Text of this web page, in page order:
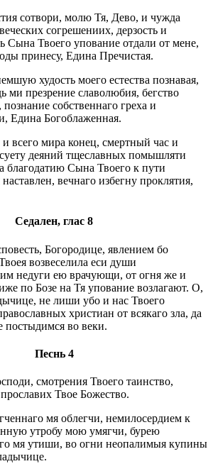
сотвори, молю Тя, Дево, и чужда
согрешениих, дерзость и
Сына Твоего упование отдали от мене,
принесу, Едина Пречистая.
худость моего естества познавая,
ми презрение славолюбия, бегство
собственнаго греха и
Едина Богоблаженная.
всего мира конец, смертный час и
деяний тщеславных помышляти
благодатию Сына Твоего к пути
вечнаго избегну проклятия,
Седален, глас 8
Богородице, явлением бо
возвеселила еси души
недуги ею врачующи, от огня же и
по Бозе на Тя упование возлагают. О,
не лиши убо и нас Твоего
христиан от всякаго зла, да
постыдимся во веки.
Песнь 4
смотрения Твоего таинство,
Твое Божество.
мя облегчи, немилосердием к
утробу мою умягчи, бурею
мя утиши, во огни неопалимыя купины